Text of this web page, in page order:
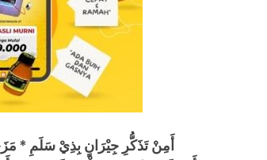
أَمِنْ تَذَكُّرِ جِيْرَانٍ بِذِيْ سَلَمِ *